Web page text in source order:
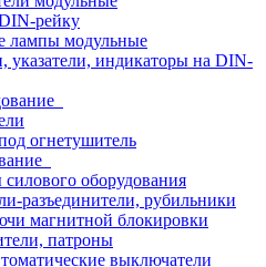
рейку
лампы модульные
указатели, индикаторы на DIN-
огнетушитель
силового оборудования
разъединители, рубильники
магнитной блокировки
патроны
выключатели